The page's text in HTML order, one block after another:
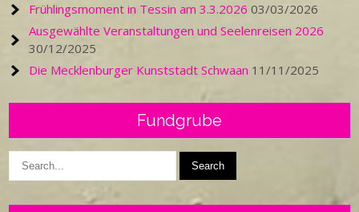
Frühlingsmoment in Tessin am 3.3.2026 03/03/2026
Ausgewählte Veranstaltungen und Seelenreisen 2026
30/12/2025
Die Mecklenburger Kunststadt Schwaan 11/11/2025
Fundgrube